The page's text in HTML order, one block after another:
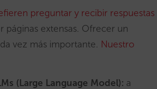
preguntar y recibir respuestas
páginas extensas. Ofrecer un
vez más importante. Nuestro
(Large Language Model): a